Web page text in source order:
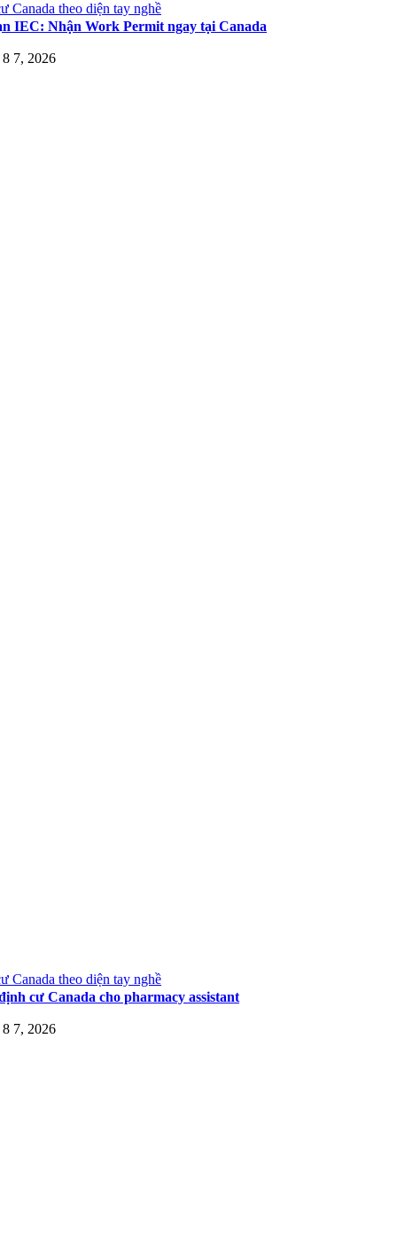
Canada theo diện tay nghề
IEC: Nhận Work Permit ngay tại Canada
7, 2026
Canada theo diện tay nghề
cư Canada cho pharmacy assistant
7, 2026